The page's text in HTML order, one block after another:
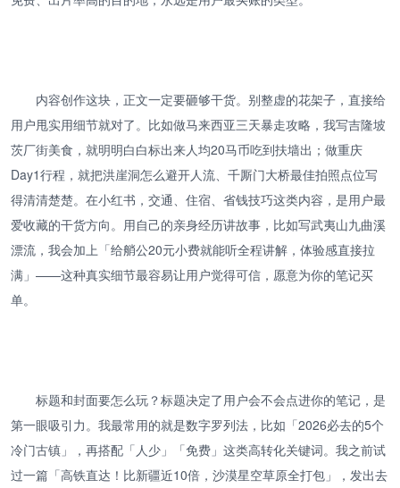
内容创作这块，正文一定要砸够干货。别整虚的花架子，直接给
用户甩实用细节就对了。比如做马来西亚三天暴走攻略，我写吉隆坡
茨厂街美食，就明明白白标出来人均20马币吃到扶墙出；做重庆
Day1行程，就把洪崖洞怎么避开人流、千厮门大桥最佳拍照点位写
得清清楚楚。在小红书，交通、住宿、省钱技巧这类内容，是用户最
爱收藏的干货方向。用自己的亲身经历讲故事，比如写武夷山九曲溪
漂流，我会加上「给艄公20元小费就能听全程讲解，体验感直接拉
满」——这种真实细节最容易让用户觉得可信，愿意为你的笔记买
单。
标题和封面要怎么玩？标题决定了用户会不会点进你的笔记，是
第一眼吸引力。我最常用的就是数字罗列法，比如「2026必去的5个
冷门古镇」，再搭配「人少」「免费」这类高转化关键词。我之前试
过一篇「高铁直达！比新疆近10倍，沙漠星空草原全打包」，发出去